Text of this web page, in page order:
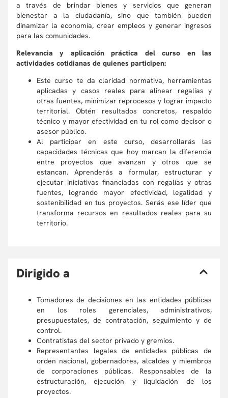
a través de brindar bienes y servicios que generan
bienestar a la ciudadanía, sino que también pueden
dinamizar la economía, crear empleos y generar ingresos
para las comunidades.
Relevancia y aplicación práctica del curso en las
actividades cotidianas de quienes participen:
Este curso te da claridad normativa, herramientas
aplicadas y casos reales para alinear regalías y
otras fuentes, minimizar reprocesos y lograr impacto
territorial. Obtén resultados concretos, respaldo
técnico y mayor efectividad en tu rol como decisor o
asesor público.
Al participar en este curso, desarrollarás las
capacidades técnicas que hoy marcan la diferencia
entre proyectos que avanzan y otros que se
estancan. Aprenderás a formular, estructurar y
ejecutar iniciativas financiadas con regalías y otras
fuentes, logrando mayor efectividad, legalidad y
sostenibilidad en tus proyectos. Serás ese líder que
transforma recursos en resultados reales para su
territorio.
Dirigido a
Tomadores de decisiones en las entidades públicas
en los roles gerenciales, administrativos,
presupuestales, de contratación, seguimiento y de
control.
Contratistas del sector privado y gremios.
Representantes legales de entidades públicas de
orden nacional, gobernadores, alcaldes y miembros
de corporaciones públicas. Responsables de la
estructuración, ejecución y liquidación de los
proyectos.